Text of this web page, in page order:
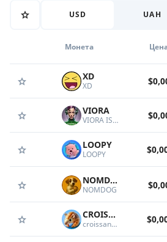
USD UAH
Монета
XD
XD
VIORA
VIORA IS ONLINE
LOOPY
LOOPY
NOMDOG
NOMDOG
CROISSANT
croissant the baby amarillo